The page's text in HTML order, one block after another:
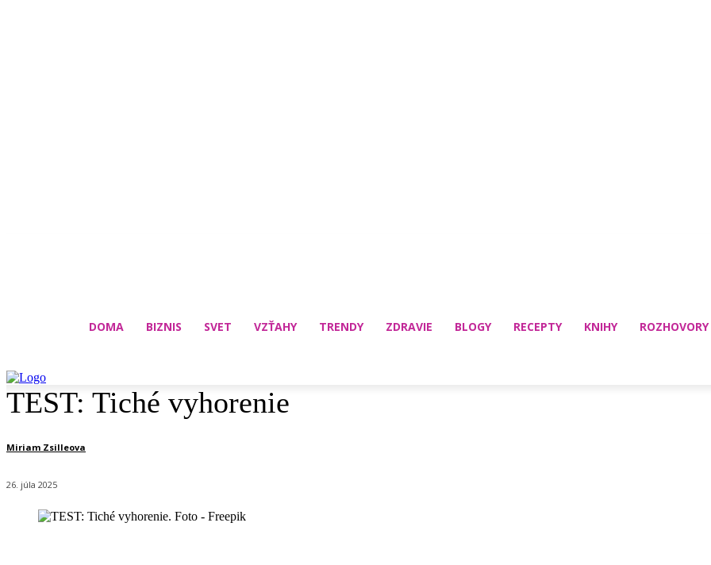
DOMA BIZNIS SVET VZŤAHY TRENDY ZDRAVIE BLOGY RECEPTY KNIHY ROZHOVORY
TEST: Tiché vyhorenie
Miriam Zsilleova
26. júla 2025